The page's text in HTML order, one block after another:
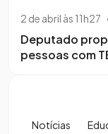
2 de abril às 11h27
Deputado
pessoas com
Notícias